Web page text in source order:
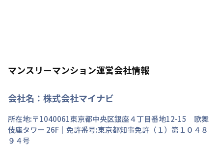
マンスリーマンション運営会社情報
会社名： 株式会社マイナビ
所在地:〒1040061東京都中央区銀座４丁目番地12-15 歌舞
伎座タワー 26F ｜免許番号:東京都知事免許（１）第１０４８
９４号